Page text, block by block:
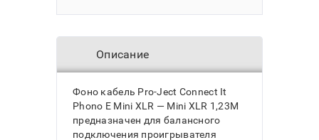
Описание
Фоно кабель Pro-Ject Connect It
Phono E Mini XLR — Mini XLR 1,23M
предназначен для балансного
подключения проигрывателя